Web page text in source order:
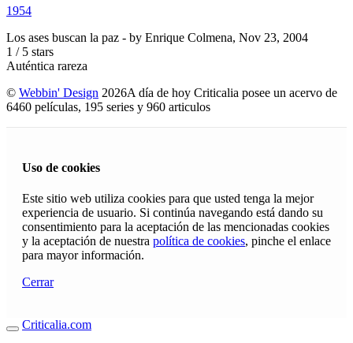
1954
Los ases buscan la paz - by Enrique Colmena, Nov 23, 2004
1 / 5 stars
Auténtica rareza
© Webbin' Design 2026A día de hoy Criticalia posee un acervo de
6460 películas, 195 series y 960 articulos
Uso de cookies
Este sitio web utiliza cookies para que usted tenga la mejor
experiencia de usuario. Si continúa navegando está dando su
consentimiento para la aceptación de las mencionadas cookies
y la aceptación de nuestra política de cookies, pinche el enlace
para mayor información.
Cerrar
Criticalia.com